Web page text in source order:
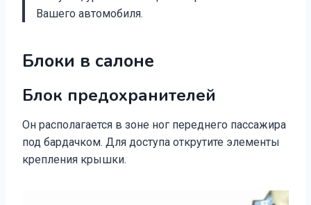
Вашего автомобиля.
Блоки в салоне
Блок предохранителей
Он располагается в зоне ног переднего пассажира
под бардачком. Для доступа открутите элементы
крепления крышки.